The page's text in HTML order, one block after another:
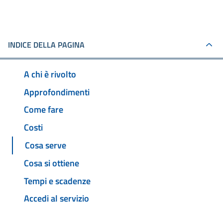
INDICE DELLA PAGINA
A chi è rivolto
Approfondimenti
Come fare
Costi
Cosa serve
Cosa si ottiene
Tempi e scadenze
Accedi al servizio